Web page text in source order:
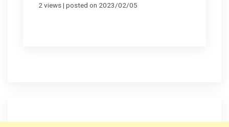
2 views| posted on 2023/02/05